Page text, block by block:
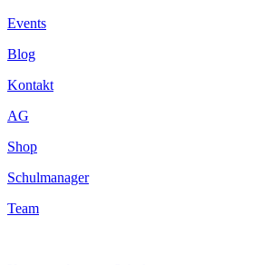
Events
Blog
Kontakt
AG
Shop
Schulmanager
Team